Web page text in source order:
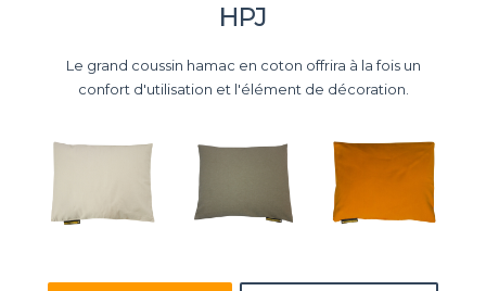
HPJ
Le grand coussin hamac en coton offrira à la fois un
confort d'utilisation et l'élément de décoration.